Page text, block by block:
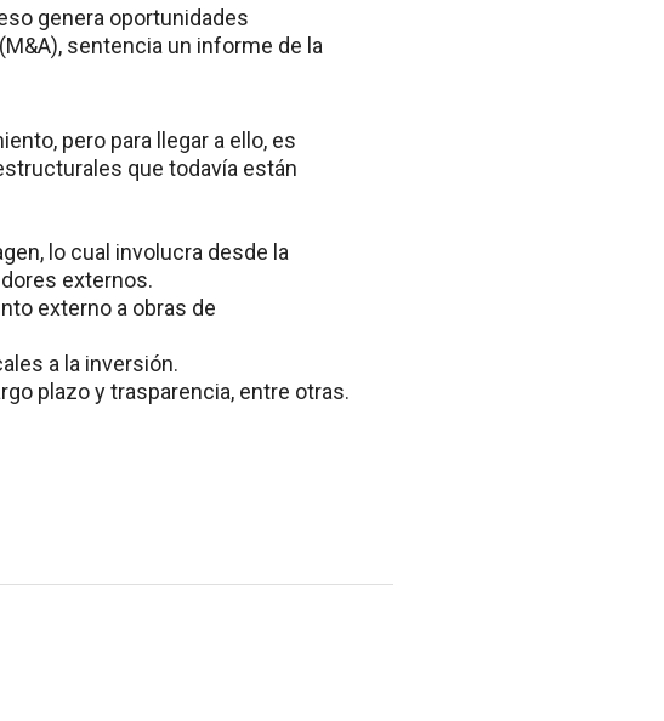
genera oportunidades
sentencia un informe de la
pero para llegar a ello, es
que todavía están
lo cual involucra desde la
externos.
externo a obras de
a la inversión.
plazo y trasparencia, entre otras.